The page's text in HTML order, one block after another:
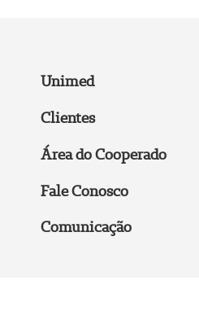
Unimed
Clientes
Área do Cooperado
Fale Conosco
Comunicação